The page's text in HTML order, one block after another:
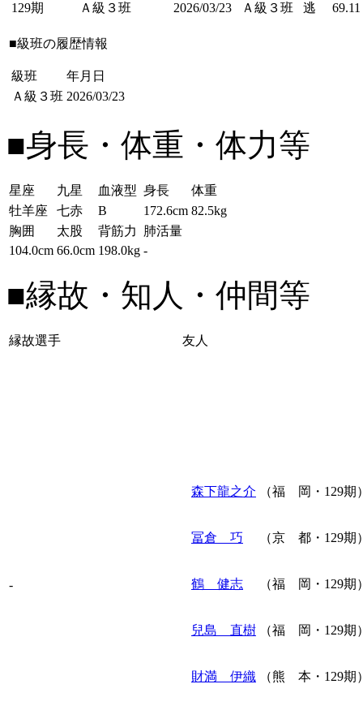
129期
Ａ級３班 2026/03/23 Ａ級３班 逃 69.11
■級班の履歴情報
級班
年月日
Ａ級３班 2026/03/23
■身長・体重・体力等
星座 九星 血液型 身長
体重
牡羊座
七赤 B 172.6cm 82.5kg
胸囲
太股 背筋力
肺活量
104.0cm 66.0cm 198.0kg -
■縁故・知人・仲間等
縁故選手 友人
-
森下龍之介 （福 岡・129期
冨倉 巧 （京 都・129期
鶴 健志 （福 岡・129期
兒島 直樹 （福 岡・129期
財満 伊織 （熊 本・129期